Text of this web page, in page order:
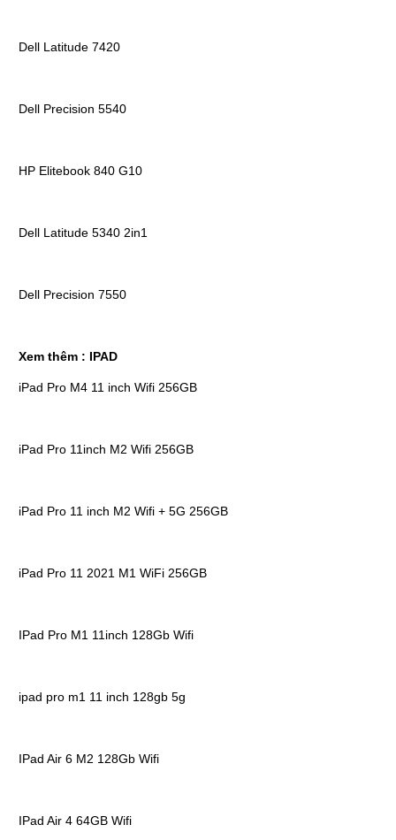
Dell Latitude 7420
Dell Precision 5540
HP Elitebook 840 G10
Dell Latitude 5340 2in1
Dell Precision 7550
Xem thêm : IPAD
iPad Pro M4 11 inch Wifi 256GB
iPad Pro 11inch M2 Wifi 256GB
iPad Pro 11 inch M2 Wifi + 5G 256GB
iPad Pro 11 2021 M1 WiFi 256GB
IPad Pro M1 11inch 128Gb Wifi
ipad pro m1 11 inch 128gb 5g
IPad Air 6 M2 128Gb Wifi
IPad Air 4 64GB Wifi